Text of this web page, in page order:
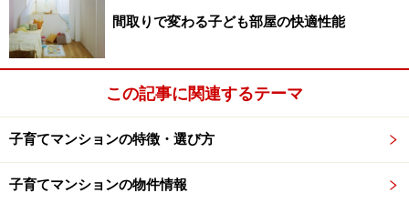
間取りで変わる子ども部屋の快適性能
この記事に関連するテーマ
子育てマンションの特徴・選び方
子育てマンションの物件情報